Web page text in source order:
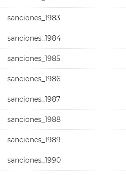
sanciones_1983
sanciones_1984
sanciones_1985
sanciones_1986
sanciones_1987
sanciones_1988
sanciones_1989
sanciones_1990